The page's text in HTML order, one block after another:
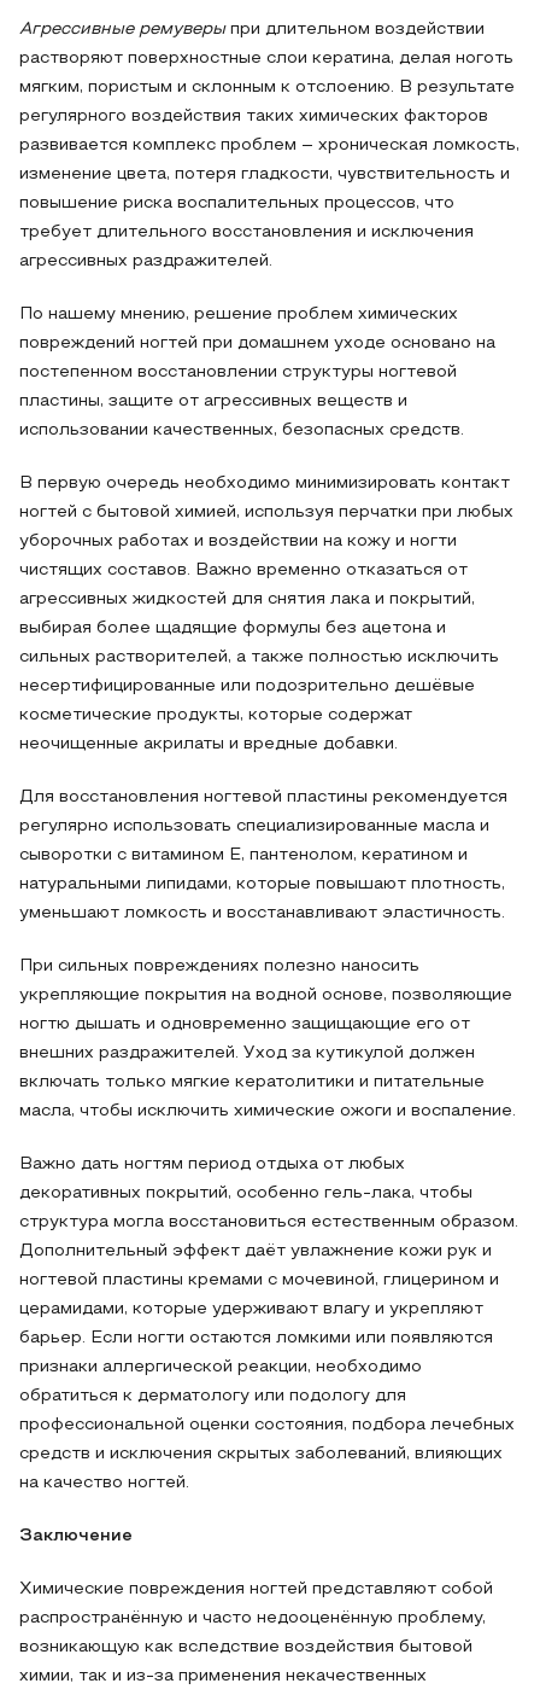
Агрессивные ремуверыпри длительном воздействии
растворяют поверхностные слои кератина, делая ноготь
мягким, пористым и склонным к отслоению. В результате
регулярного воздействия таких химических факторов
развивается комплекс проблем – хроническая ломкость,
изменение цвета, потеря гладкости, чувствительность и
повышение риска воспалительных процессов, что
требует длительного восстановления и исключения
агрессивных раздражителей.
По нашему мнению, решение проблем химических
повреждений ногтей при домашнем уходе основано на
постепенном восстановлении структуры ногтевой
пластины, защите от агрессивных веществ и
использовании качественных, безопасных средств.
В первую очередь необходимо минимизировать контакт
ногтей с бытовой химией, используя перчатки при любых
уборочных работах и воздействии на кожу и ногти
чистящих составов. Важно временно отказаться от
агрессивных жидкостей для снятия лака и покрытий,
выбирая более щадящие формулы без ацетона и
сильных растворителей, а также полностью исключить
несертифицированные или подозрительно дешёвые
косметические продукты, которые содержат
неочищенные акрилаты и вредные добавки.
Для восстановления ногтевой пластины рекомендуется
регулярно использовать специализированные масла и
сыворотки с витамином Е, пантенолом, кератином и
натуральными липидами, которые повышают плотность,
уменьшают ломкость и восстанавливают эластичность.
При сильных повреждениях полезно наносить
укрепляющие покрытия на водной основе, позволяющие
ногтю дышать и одновременно защищающие его от
внешних раздражителей. Уход за кутикулой должен
включать только мягкие кератолитики и питательные
масла, чтобы исключить химические ожоги и воспаление.
Важно дать ногтям период отдыха от любых
декоративных покрытий, особенно гель‑лака, чтобы
структура могла восстановиться естественным образом.
Дополнительный эффект даёт увлажнение кожи рук и
ногтевой пластины кремами с мочевиной, глицерином и
церамидами, которые удерживают влагу и укрепляют
барьер. Если ногти остаются ломкими или появляются
признаки аллергической реакции, необходимо
обратиться к дерматологу или подологу для
профессиональной оценки состояния, подбора лечебных
средств и исключения скрытых заболеваний, влияющих
на качество ногтей.
Заключение
Химические повреждения ногтей представляют собой
распространённую и часто недооценённую проблему,
возникающую как вследствие воздействия бытовой
химии, так и из‑за применения некачественных